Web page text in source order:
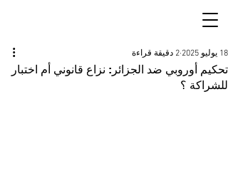
تحكيم أوروبي ضد الجزائر: نزاع قانوني أم اختبار
للشراكة ؟
18 يوليو 2025 2 دقيقة قراءة